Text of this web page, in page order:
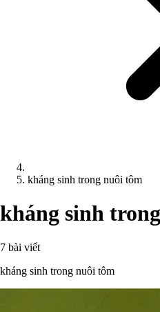
kháng sinh trong nuôi tôm
kháng sinh
7 bài viết
kháng sinh trong nuôi tôm